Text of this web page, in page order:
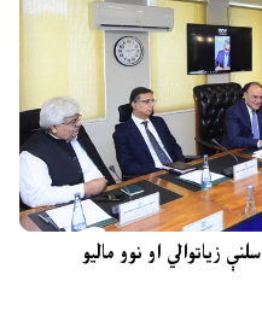
آی ایم ایف د پیټرولیم لیوي کې د ۱۸ سلنې زیاتوالي او نوو مالیو